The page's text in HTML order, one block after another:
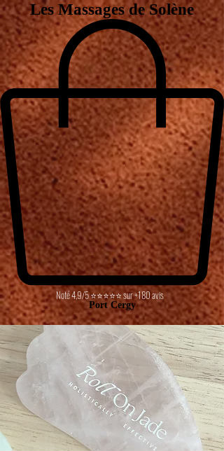
Les Massages de Solène
Noté 4,9/5 ⭐⭐⭐⭐⭐ sur +180 avis
Port Cergy